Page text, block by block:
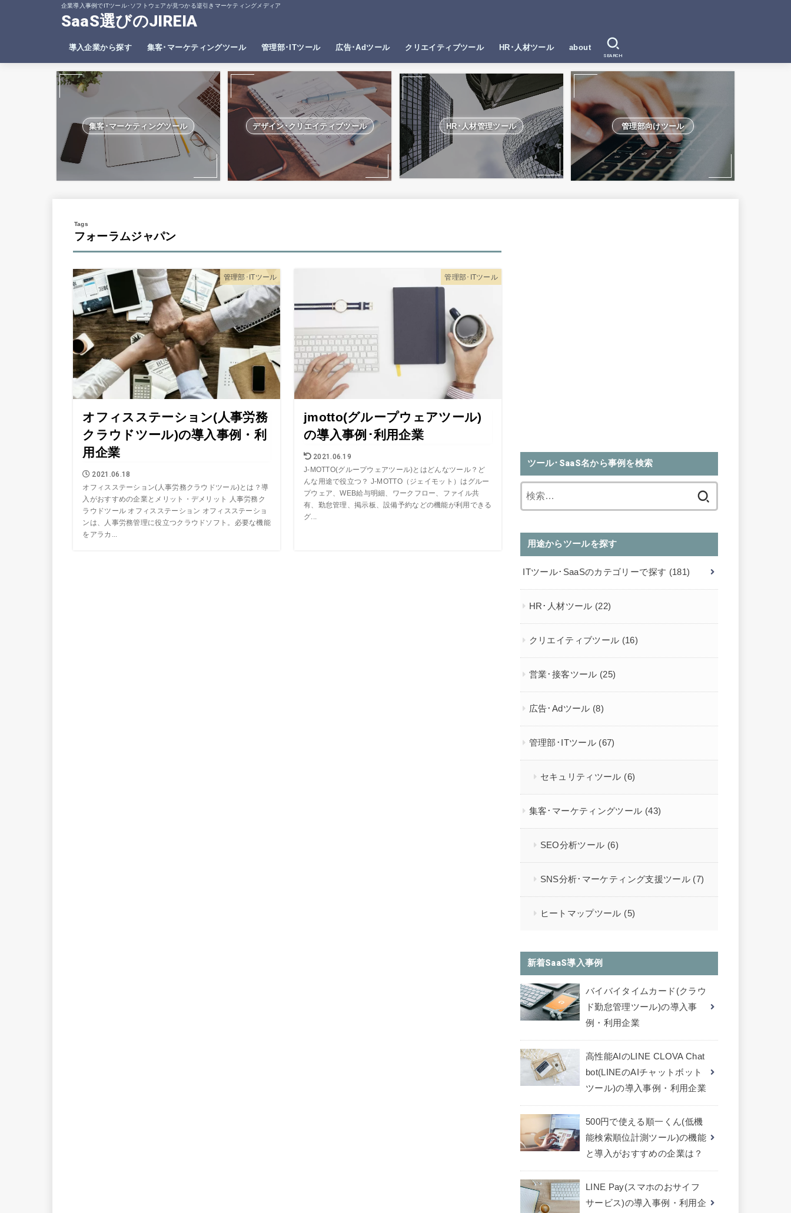
企業導入事例でITツール･ソフトウェアが見つかる逆引きマーケティングメディア
SaaS選びのJIREIA
導入企業から探す 集客･マーケティングツール
SEO分析ツール
ヒートマップツール
管理部･ITツール 広告･Adツール クリエイティブツール HR･人材ツール about
SEARCH
集客･マーケティングツール デザイン･クリエイティブツール HR･人材管理ツール 管理部向けツール
フォーラムジャパン
管理部･ITツール
オフィスステーション(人事労務
クラウドツール)の導入事例・利
用企業
2021.06.18
オフィスステーション(人事労務クラウドツール)とは？導
入がおすすめの企業とメリット・デメリット 人事労務ク
ラウドツール オフィスステーション オフィスステーショ
ンは、人事労務管理に役立つクラウドソフト。必要な機能
をアラカ...
管理部･ITツール
jmotto(グループウェアツール)
の導入事例･利用企業
2021.06.19
J-MOTTO(グループウェアツール)とはどんなツール？ど
んな用途で役立つ？ J-MOTTO（ジェイモット）はグルー
プウェア、WEB給与明細、ワークフロー、ファイル共
有、勤怠管理、掲示板、設備予約などの機能が利用できる
グ...
ツール･SaaS名から事例を検索
用途からツールを探す
ITツール･SaaSのカテゴリーで探す (181)
HR･人材ツール (22)
クリエイティブツール (16)
営業･接客ツール (25)
広告･Adツール (8)
管理部･ITツール (67)
セキュリティツール (6)
集客･マーケティングツール (43)
SEO分析ツール (6)
SNS分析･マーケティング支援ツール (7)
ヒートマップツール (5)
新着SaaS導入事例
バイバイタイムカード(クラウ
ド勤怠管理ツール)の導入事
例・利用企業
高性能AIのLINE CLOVA Chat
bot(LINEのAIチャットボット
ツール)の導入事例・利用企業
500円で使える順一くん(低機
能検索順位計測ツール)の機能
と導入がおすすめの企業は？
LINE Pay(スマホのおサイフ
サービス)の導入事例・利用企